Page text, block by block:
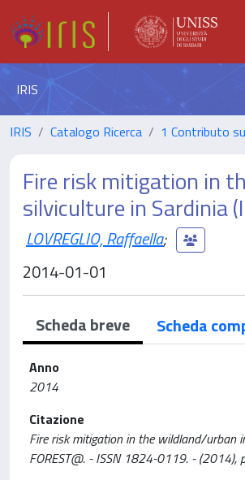
IRIS
IRIS Catalogo Ricerca 1 Contributo
Fire risk mitigation in
silviculture in Sardinia
LOVREGLIO, Raffaella;
2014-01-01
Scheda breve Scheda
Anno
2014
Citazione
Fire risk mitigation in the wildland/urban
FOREST@. - ISSN 1824-0119. -